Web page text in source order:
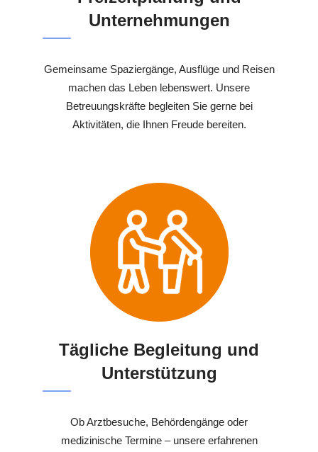
Unternehmungen
Gemeinsame Spaziergänge, Ausflüge und Reisen
machen das Leben lebenswert. Unsere
Betreuungskräfte begleiten Sie gerne bei
Aktivitäten, die Ihnen Freude bereiten.
Tägliche Begleitung und
Unterstützung
Ob Arztbesuche, Behördengänge oder
medizinische Termine – unsere erfahrenen